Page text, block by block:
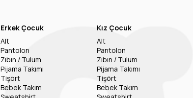
Erkek Çocuk
Alt
Pantolon
Zıbın / Tulum
Pijama Takımı
Tişört
Bebek Takım
Kız Çocuk
Alt
Pantolon
Zıbın / Tulum
Pijama Takımı
Tişört
Bebek Takım